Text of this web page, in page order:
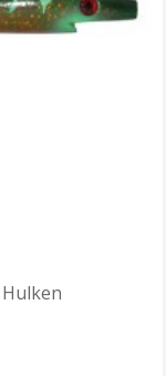
Hulken